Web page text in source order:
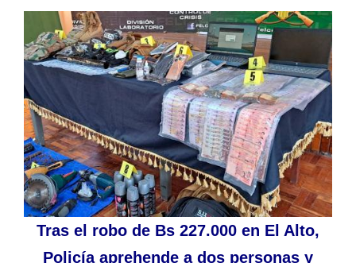
Tras el robo de Bs 227.000 en El Alto,
Policía aprehende a dos personas y